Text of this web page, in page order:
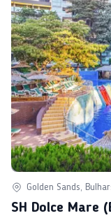
Golden Sands,
SH Dolce Mare